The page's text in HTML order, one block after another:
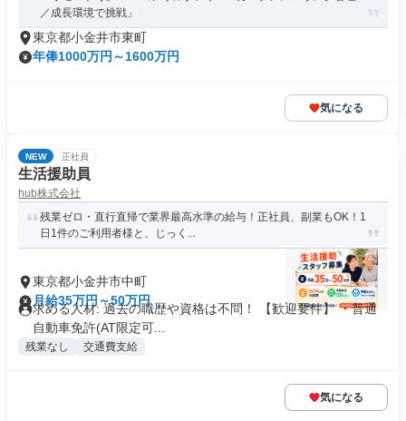
／成長環境で挑戦」
東京都小金井市東町
年俸1000万円～1600万円
気になる
NEW 正社員
生活援助員
hub株式会社
残業ゼロ・直行直帰で業界最高水準の給与！正社員、副業もOK！1
日1件のご利用者様と、じっく...
東京都小金井市中町
月給35万円～50万円
求める人材: 過去の職歴や資格は不問！ 【歓迎要件】 ・普通
自動車免許(AT限定可...
残業なし 交通費支給
気になる